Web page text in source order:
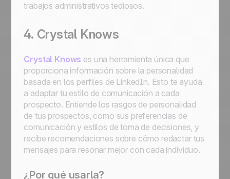
trabajos administrativos tediosos.
4. Crystal Knows
Crystal Knows es una herramienta única que
proporciona información sobre la personalidad
basada en los perfiles de LinkedIn. Esto te ayuda
a adaptar tu estilo de comunicación a cada
prospecto. Entiende los rasgos de personalidad
de tus prospectos, como sus preferencias de
comunicación y estilos de toma de decisiones, y
recibe recomendaciones sobre cómo redactar tus
mensajes para resonar mejor con cada individuo.
¿Por qué usarla?